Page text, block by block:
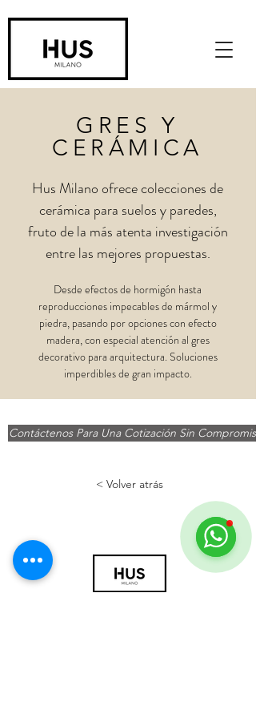
GRES Y
CERÁMICA
Hus Milano ofrece colecciones de
cerámica para suelos y paredes,
fruto de la más atenta investigación
entre las mejores propuestas.
Desde efectos de hormigón hasta
reproducciones impecables de mármol y
piedra, pasando por opciones con efecto
madera, con especial atención al gres
decorativo para arquitectura. Soluciones
imperdibles de gran impacto.
Contáctenos Para Una Cotización Sin
< Volver atrás